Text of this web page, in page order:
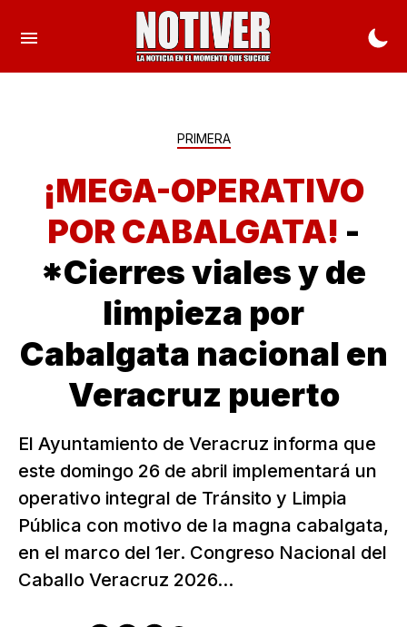
PRIMERA
¡MEGA-OPERATIVO
POR CABALGATA! -
*Cierres viales y de
limpieza por
Cabalgata nacional en
Veracruz puerto
El Ayuntamiento de Veracruz informa que
este domingo 26 de abril implementará un
operativo integral de Tránsito y Limpia
Pública con motivo de la magna cabalgata,
en el marco del 1er. Congreso Nacional del
Caballo Veracruz 2026...